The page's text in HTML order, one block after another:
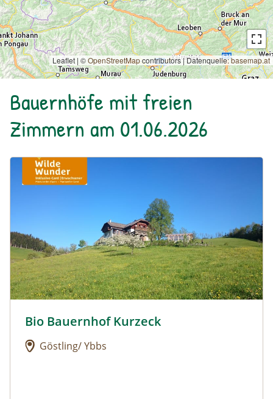
Leaflet | ©OpenStreetMapcontributors|Datenquelle:basemap.at
Bauernhöfe mit freien
Zimmern am 01.06.2026
Urlaub am Bauernhof: Bio Bauernhof Kurzeck
Urlaub am Bauernhof: Bio Bauernhof Kurzeck
Bio Bauernhof Kurzeck
Göstling/ Ybbs